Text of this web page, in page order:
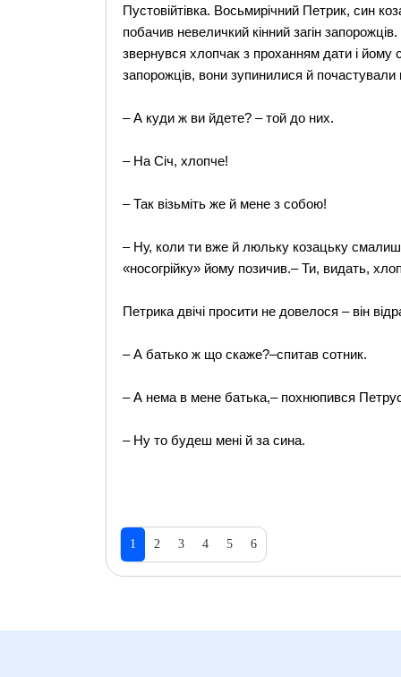
Пустовійтівка. Восьмирічний Петрик, син
побачив невеличкий кінний загін
звернувся хлопчак з проханням дати і
запорожців, вони зупинилися й почастували
– А куди ж ви йдете? – той до них.
– На Січ, хлопче!
– Так візьміть же й мене з собою!
– Ну, коли ти вже й люльку козацьку
«носогрійку» йому позичив.– Ти, видать,
Петрика двічі просити не довелося – він
– А батько ж що скаже?–спитав сотник.
– А нема в мене батька,– похнюпився
– Ну то будеш мені й за сина.
1 2 3 4 5 6